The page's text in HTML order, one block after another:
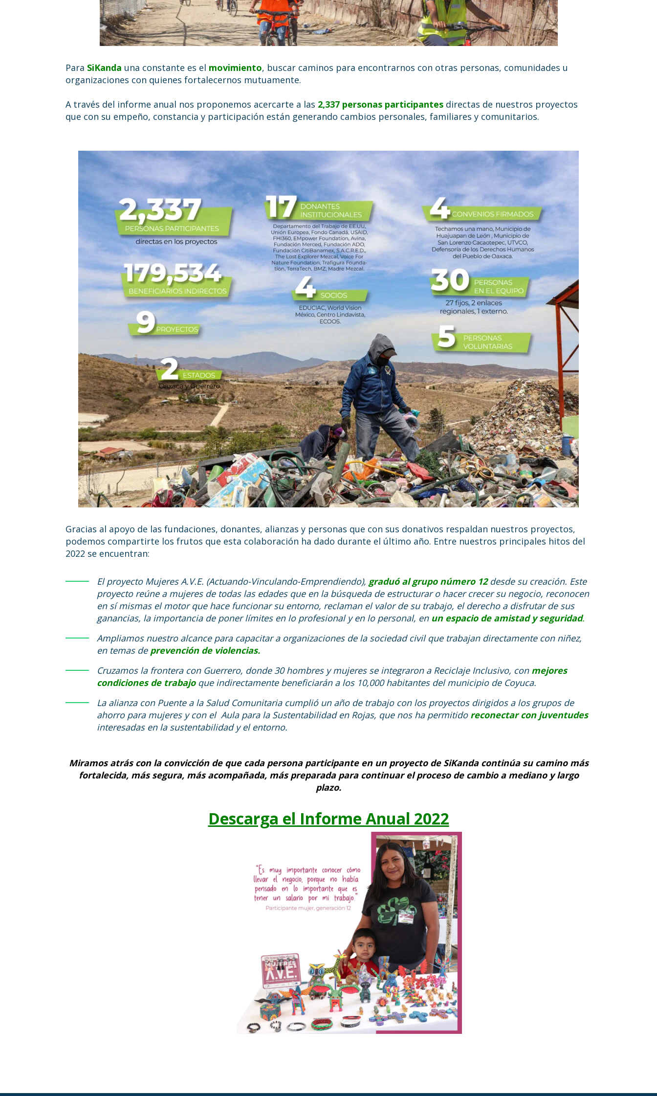
Para SiKanda una constante es el movimiento, buscar caminos para encontrarnos con otras personas, comunidades u
organizaciones con quienes fortalecernos mutuamente.
A través del informe anual nos proponemos acercarte a las 2,337 personas participantes directas de nuestros proyectos
que con su empeño, constancia y participación están generando cambios personales, familiares y comunitarios.
Gracias al apoyo de las fundaciones, donantes, alianzas y personas que con sus donativos respaldan nuestros proyectos,
podemos compartirte los frutos que esta colaboración ha dado durante el último año. Entre nuestros principales hitos del
2022 se encuentran:
El proyecto Mujeres A.V.E. (Actuando-Vinculando-Emprendiendo), graduó al grupo número 12 desde su creación. Este
proyecto reúne a mujeres de todas las edades que en la búsqueda de estructurar o hacer crecer su negocio, reconocen
en sí mismas el motor que hace funcionar su entorno, reclaman el valor de su trabajo, el derecho a disfrutar de sus
ganancias, la importancia de poner límites en lo profesional y en lo personal, en un espacio de amistad y seguridad.
Ampliamos nuestro alcance para capacitar a organizaciones de la sociedad civil que trabajan directamente con niñez,
en temas deprevención de violencias.
Cruzamos la frontera con Guerrero, donde 30 hombres y mujeres se integraron a Reciclaje Inclusivo, con mejores
condiciones de trabajoque indirectamente beneficiarán a los 10,000 habitantes del municipio de Coyuca.
La alianza con Puente a la Salud Comunitaria cumplió un año de trabajo con los proyectos dirigidos a los grupos de
ahorro para mujeres y con el Aula para la Sustentabilidad en Rojas, que nos ha permitido reconectar con juventudes
interesadas en la sustentabilidad y el entorno.
Miramos atrás con la convicción de que cada persona participante en un proyecto de SiKanda continúa su camino más
fortalecida, más segura, más acompañada, más preparada para continuar el proceso de cambio a mediano y largo
plazo.
Descarga el Informe Anual 2022